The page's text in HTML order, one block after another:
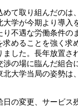
て取り組んだのは、
大学が今期より導入
不遇な労働条件の
めることを強く求
した。長年放置さ
の場に臨んだ組合
大学当局の姿勢は
の変更、サービス